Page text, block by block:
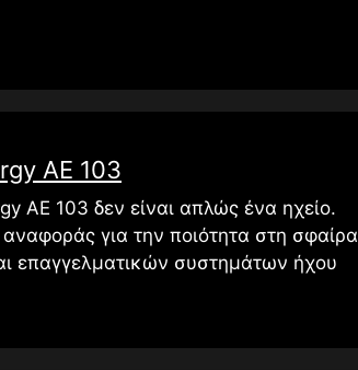
AE 103
AE 103 δεν είναι απλώς ένα ηχείο.
αναφοράς για την ποιότητα στη σφαίρα
επαγγελματικών συστημάτων ήχου